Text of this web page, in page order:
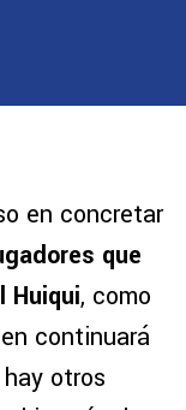
en concretar
que
Huiqui, como
continuará
otros